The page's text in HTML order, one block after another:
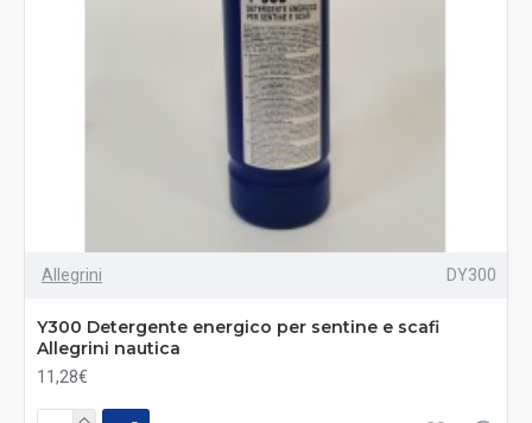
Allegrini DY300
Y300 Detergente energico per sentine e scafi
Allegrini nautica
11,28€